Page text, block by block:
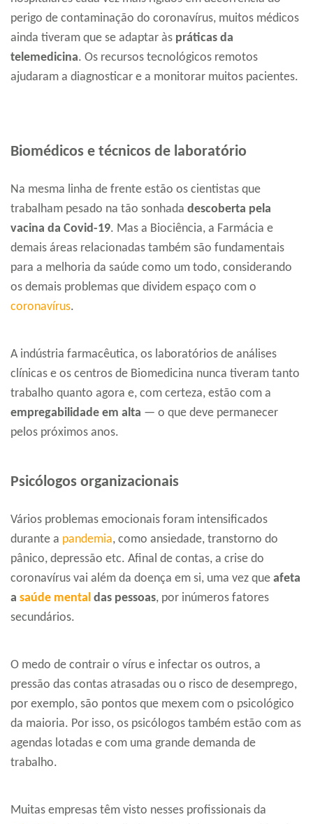
perigo de contaminação do coronavírus, muitos médicos
ainda tiveram que se adaptar às práticas da
telemedicina. Os recursos tecnológicos remotos
ajudaram a diagnosticar e a monitorar muitos pacientes.
Biomédicos e técnicos de laboratório
Na mesma linha de frente estão os cientistas que
trabalham pesado na tão sonhada descoberta pela
vacina da Covid-19. Mas a Biociência, a Farmácia e
demais áreas relacionadas também são fundamentais
para a melhoria da saúde como um todo, considerando
os demais problemas que dividem espaço com o
coronavírus.
A indústria farmacêutica, os laboratórios de análises
clínicas e os centros de Biomedicina nunca tiveram tanto
trabalho quanto agora e, com certeza, estão com a
empregabilidade em alta — o que deve permanecer
pelos próximos anos.
Psicólogos organizacionais
Vários problemas emocionais foram intensificados
durante a pandemia, como ansiedade, transtorno do
pânico, depressão etc. Afinal de contas, a crise do
coronavírus vai além da doença em si, uma vez que afeta
a saúde mental das pessoas, por inúmeros fatores
secundários.
O medo de contrair o vírus e infectar os outros, a
pressão das contas atrasadas ou o risco de desemprego,
por exemplo, são pontos que mexem com o psicológico
da maioria. Por isso, os psicólogos também estão com as
agendas lotadas e com uma grande demanda de
trabalho.
Muitas empresas têm visto nesses profissionais da